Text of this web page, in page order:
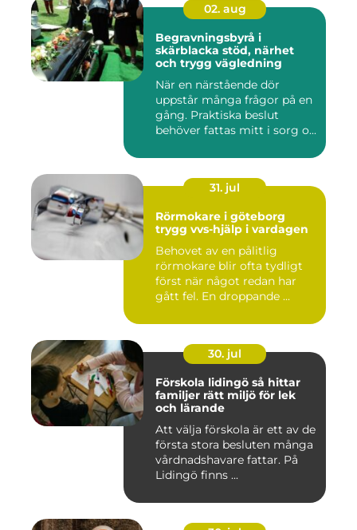
02. aug
Begravningsbyrå i
skärblacka stöd, närhet
och trygg vägledning
När en närstående dör
uppstår många frågor på en
gång. Praktiska beslut
behöver fattas mitt i sorg o...
31. jul
Rörmokare i göteborg
trygg vvs-hjälp i vardagen
Behovet av en pålitlig
rörmokare blir ofta tydligt
först när något redan har
gått fel. En droppande ...
30. jul
Förskola lidingö så hittar
familjer rätt miljö för lek
och lärande
Att välja förskola är ett av de
första stora besluten många
vårdnadshavare fattar. På
Lidingö finns ...